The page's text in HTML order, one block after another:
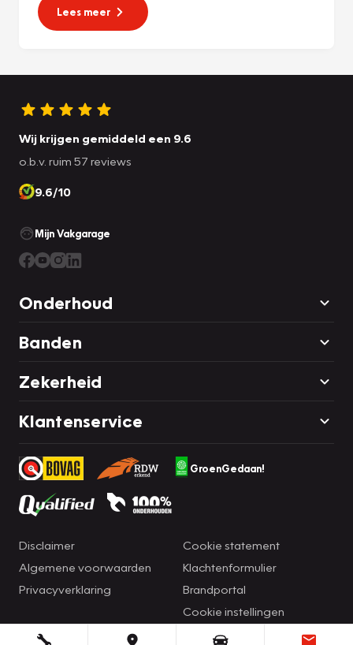
Lees meer
Wij krijgen gemiddeld een 9.6
o.b.v. ruim 57 reviews
9.6/10
Mijn Vakgarage
Onderhoud
Banden
Zekerheid
Klantenservice
GroenGedaan!
Disclaimer
Algemene voorwaarden
Privacyverklaring
Cookie statement
Klachtenformulier
Brandportal
Cookie instellingen